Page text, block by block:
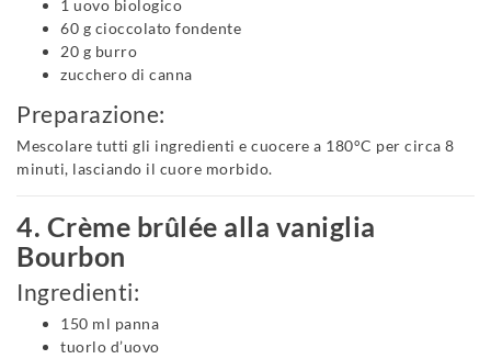
1 uovo biologico
60 g cioccolato fondente
20 g burro
zucchero di canna
Preparazione:
Mescolare tutti gli ingredienti e cuocere a 180°C per circa 8
minuti, lasciando il cuore morbido.
4. Crème brûlée alla vaniglia
Bourbon
Ingredienti:
150 ml panna
tuorlo d’uovo